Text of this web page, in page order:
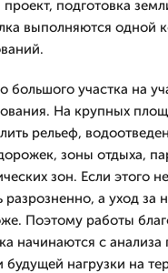
подготовка
выполняются одной
большого участка на
На крупных
рельеф,
зоны отдыха,
зон. Если этого
разрозненно, а уход за
Поэтому работы
начинаются с
будущей нагрузки на